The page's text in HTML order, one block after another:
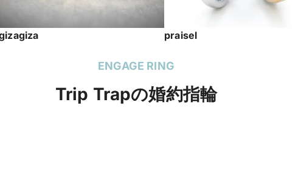
praisel
ENGAGE RING
Trip Trapの婚約指輪